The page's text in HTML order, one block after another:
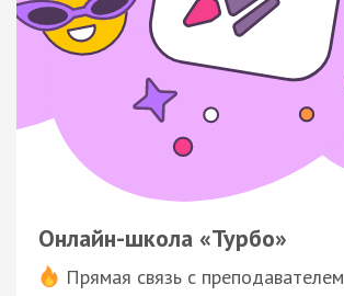
Онлайн-школа «Турбо»
Прямая связь с преподавателем